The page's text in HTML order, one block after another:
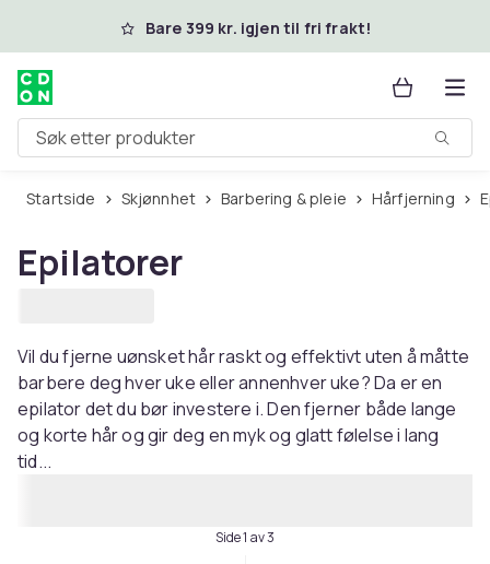
Hopp til hovedinnholdBare 399 kr. igjen til fri frakt!
Søk etter produkter
Startside Skjønnhet Barbering & pleie Hårfjerning
Epilatorer
Vil du fjerne uønsket hår raskt og effektivt uten å måtte
barbere deg hver uke eller annenhver uke? Da er en
epilator det du bør investere i. Den fjerner både lange
og korte hår og gir deg en myk og glatt følelse i lang
tid...
Side 1 av 3